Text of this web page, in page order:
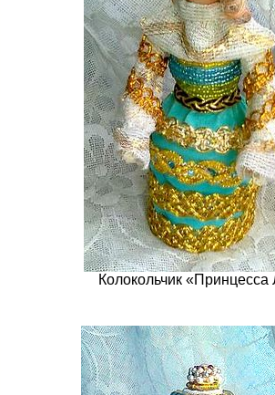
Колокольчик «Принцесса